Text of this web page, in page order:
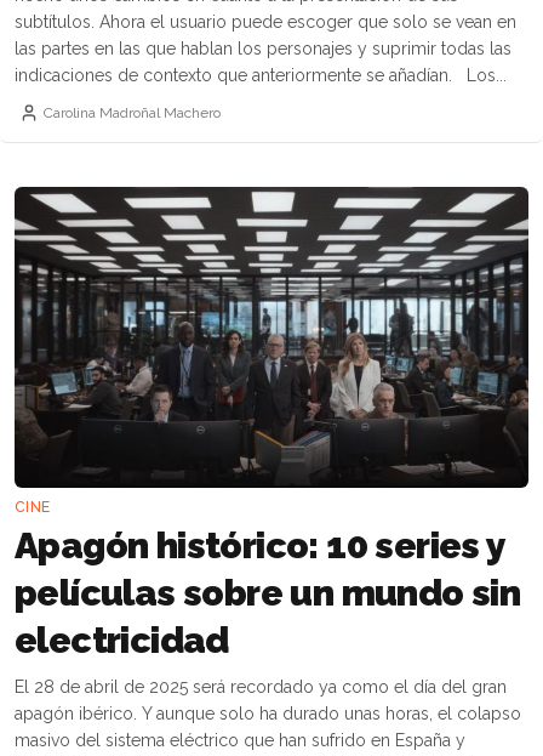
subtítulos. Ahora el usuario puede escoger que solo se vean en
las partes en las que hablan los personajes y suprimir todas las
indicaciones de contexto que anteriormente se añadían. Los...
Carolina Madroñal Machero
CINE
Apagón histórico: 10 series y
películas sobre un mundo sin
electricidad
El 28 de abril de 2025 será recordado ya como el día del gran
apagón ibérico. Y aunque solo ha durado unas horas, el colapso
masivo del sistema eléctrico que han sufrido en España y